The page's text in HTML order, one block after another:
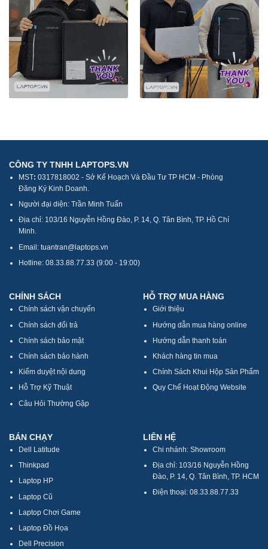
CÔNG TY TNHH LAPTOPS.VN
MST: 0317818002 - Sở Kế Hoạch Và Đầu Tư TP HCM - Phòng
Đăng Ký Kinh Doanh.
Người đại diện: Trần Minh Tuấn
Địa chỉ: 103/16 Nguyễn Hồng Đào, P. 14, Q. Tân Bình, TP. Hồ Chí
Minh.
Email: tuantran@laptops.vn
Hotline: 08.33.88.77.33 (9:00 - 19:00)
CHÍNH SÁCH
Chính sách vận chuyển
Chính sách đổi trả
Chính sách bảo mật
Chính sách bảo hành
Kiểm duyệt nội dung
Hỗ Trợ Kỹ Thuật
Câu Hỏi Thường Gặp
HỖ TRỢ MUA HÀNG
Giới thiệu
Hướng dẫn mua hàng online
Hướng dẫn thanh toán
Khách hàng tin mua
Chính Sách Khui Hộp Sản Phẩm
Quy Chế Hoạt Động Website
BÁN CHẠY
Dell Latitude
Thinkpad
Laptop HP
Laptop Cũ
Laptop Chơi Game
Laptop Đồ Họa
Dell Precision
LIÊN HỆ
Chi nhánh: Showroom
Địa chỉ: 103/16 Nguyễn Hồng
Đào, P. 14, Q. Tân Bình, TP. HCM
Điện thoại: 08.33.88.77.33